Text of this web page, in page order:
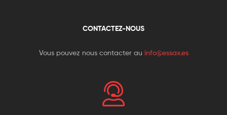
CONTACTEZ-NOUS
Vous pouvez nous contacter au info@essax.es